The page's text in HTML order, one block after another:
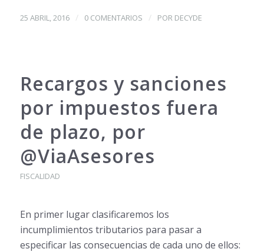
25 ABRIL, 2016 / 0 COMENTARIOS / POR DECYDE
Recargos y sanciones
por impuestos fuera
de plazo, por
@ViaAsesores
FISCALIDAD
En primer lugar clasificaremos los
incumplimientos tributarios para pasar a
especificar las consecuencias de cada uno de ellos: